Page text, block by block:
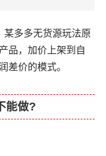
某多多无货源玩法原
品，加价上架到自
差价的模式。
能做?